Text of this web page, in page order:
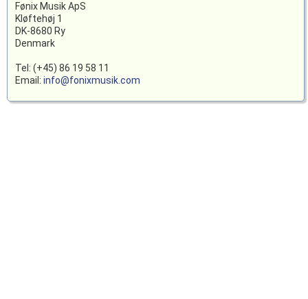
Fønix Musik ApS
Kløftehøj 1
DK-8680 Ry
Denmark
Tel: (+45) 86 19 58 11
Email: info@fonixmusik.com